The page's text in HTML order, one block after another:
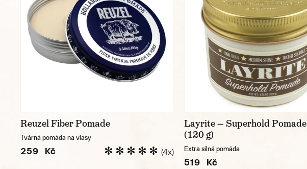
Reuzel Fiber Pomade
Tvárná pomáda na vlasy
259 Kč (4x)
Layrite — Superhold Pomade
(120 g)
Extra silná pomáda
519 Kč